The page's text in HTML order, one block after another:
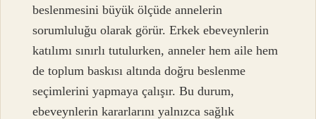
beslenmesini büyük ölçüde annelerin
sorumluluğu olarak görür. Erkek ebeveynlerin
katılımı sınırlı tutulurken, anneler hem aile hem
de toplum baskısı altında doğru beslenme
seçimlerini yapmaya çalışır. Bu durum,
ebeveynlerin kararlarını yalnızca sağlık